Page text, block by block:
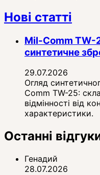
Нові статті
Mil-Comm TW-
синтетичне
29.07.2026
Огляд
Comm TW-25:
відмінності від
характеристики.
Останні
Генадий
28.07.2026